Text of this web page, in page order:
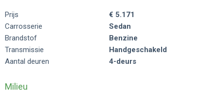
Prijs
€ 5.171
Carrosserie
Sedan
Brandstof
Benzine
Transmissie
Handgeschakeld
Aantal deuren
4-deurs
Milieu